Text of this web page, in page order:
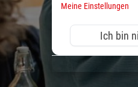
Meine Einstellungen
Ich bin